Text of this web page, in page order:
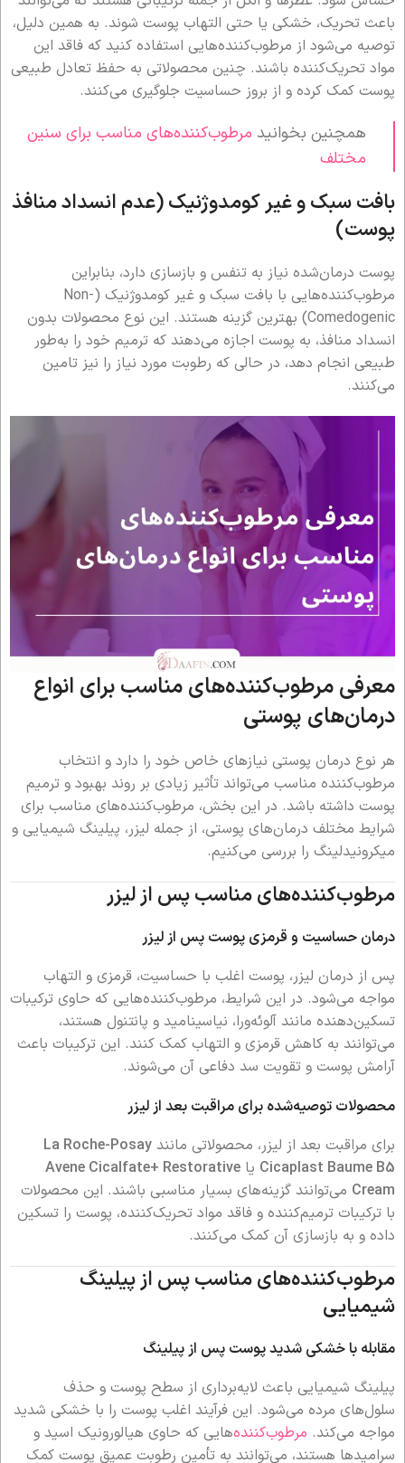
باعث تحریک، خشکی یا حتی التهاب پوست شوند. به همین دلیل،
توصیه می‌شود از مرطوب‌کننده‌هایی استفاده کنید که فاقد این
مواد تحریک‌کننده باشند. چنین محصولاتی به حفظ تعادل طبیعی
پوست کمک کرده و از بروز حساسیت جلوگیری می‌کنند.
همچنین بخوانید مرطوب‌کننده‌های مناسب برای سنین
مختلف
بافت سبک و غیر کومدوژنیک (عدم انسداد منافذ
پوست)
پوست درمان‌شده نیاز به تنفس و بازسازی دارد، بنابراین
مرطوب‌کننده‌هایی با بافت سبک و غیر کومدوژنیک (Non-
Comedogenic) بهترین گزینه هستند. این نوع محصولات بدون
انسداد منافذ، به پوست اجازه می‌دهند که ترمیم خود را به‌طور
طبیعی انجام دهد، در حالی که رطوبت مورد نیاز را نیز تامین
می‌کنند.
معرفی مرطوب‌کننده‌های مناسب برای انواع
درمان‌های پوستی
هر نوع درمان پوستی نیازهای خاص خود را دارد و انتخاب
مرطوب‌کننده مناسب می‌تواند تأثیر زیادی بر روند بهبود و ترمیم
پوست داشته باشد. در این بخش، مرطوب‌کننده‌های مناسب برای
شرایط مختلف درمان‌های پوستی، از جمله لیزر، پیلینگ شیمیایی و
میکرونیدلینگ را بررسی می‌کنیم.
مرطوب‌کننده‌های مناسب پس از لیزر
درمان حساسیت و قرمزی پوست پس از لیزر
پس از درمان لیزر، پوست اغلب با حساسیت، قرمزی و التهاب
مواجه می‌شود. در این شرایط، مرطوب‌کننده‌هایی که حاوی ترکیبات
تسکین‌دهنده مانند آلوئه‌ورا، نیاسینامید و پانتنول هستند،
می‌توانند به کاهش قرمزی و التهاب کمک کنند. این ترکیبات باعث
آرامش پوست و تقویت سد دفاعی آن می‌شوند.
محصولات توصیه‌شده برای مراقبت بعد از لیزر
برای مراقبت بعد از لیزر، محصولاتی مانند La Roche-Posay
Cicaplast Baume B5 یا Avene Cicalfate+ Restorative
Cream می‌توانند گزینه‌های بسیار مناسبی باشند. این محصولات
با ترکیبات ترمیم‌کننده و فاقد مواد تحریک‌کننده، پوست را تسکین
داده و به بازسازی آن کمک می‌کنند.
مرطوب‌کننده‌های مناسب پس از پیلینگ
شیمیایی
مقابله با خشکی شدید پوست پس از پیلینگ
پیلینگ شیمیایی باعث لایه‌برداری از سطح پوست و حذف
سلول‌های مرده می‌شود. این فرآیند اغلب پوست را با خشکی شدید
مواجه می‌کند. مرطوب‌کننده‌هایی که حاوی هیالورونیک اسید و
سرامیدها هستند، می‌توانند به تأمین رطوبت عمیق پوست کمک